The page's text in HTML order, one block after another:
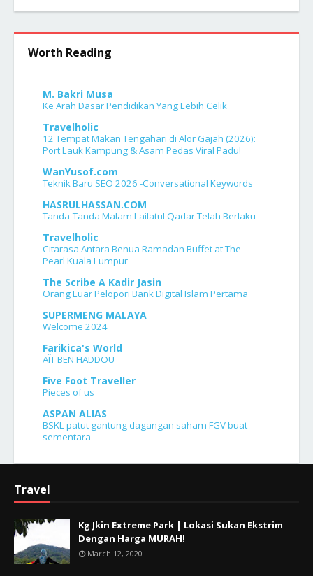
Worth Reading
M. Bakri Musa
Ke Arah Dasar Pendidikan Yang Lebih Celik
Travelholic
12 Tempat Makan Tengahari di Alor Gajah (2026):
Port Lauk Kampung & Asam Pedas Viral Padu!
WanYusof.com
Teknik Baru SEO 2026 -Conversational Keywords
HASRULHASSAN.COM
Tanda-Tanda Malam Lailatul Qadar Telah Berlaku
Travelholic
Citarasa Antara Benua Ramadan Buffet at The
Pearl Kuala Lumpur
The Scribe A Kadir Jasin
Orang Luar Pelopori Bank Digital Islam Pertama
SUPERMENG MALAYA
Welcome 2024
Farikica's World
AÏT BEN HADDOU
Five Foot Traveller
Pieces of us
ASPAN ALIAS
BSKL patut gantung dagangan saham FGV buat
sementara
Travel
Kg Jkin Extreme Park | Lokasi Sukan Ekstrim
Dengan Harga MURAH!
March 12, 2020